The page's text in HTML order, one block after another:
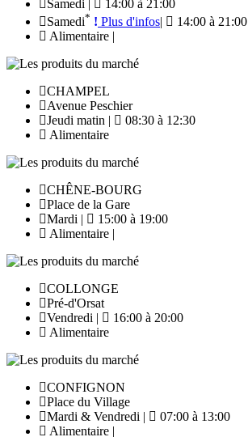
Samedi |
14:00 à 21:00
Samedi* Plus d'infos
14:00 à 21:00
Alimentaire |
CHAMPEL
Avenue Peschier
Jeudi matin |
08:30 à 12:30
Alimentaire
CHÊNE-BOURG
Place de la Gare
Mardi |
15:00 à 19:00
Alimentaire |
COLLONGE
Pré-d'Orsat
Vendredi |
16:00 à 20:00
Alimentaire
CONFIGNON
Place du Village
Mardi & Vendredi |
07:00 à 13:00
Alimentaire |